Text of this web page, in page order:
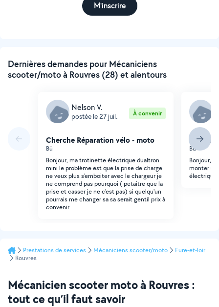
M'inscrire
Dernières demandes pour Mécaniciens
scooter/moto à Rouvres (28) et alentours
Nelson V.
postée le 27 juil. À convenir
Cherche Réparation vélo - moto
Bû
Bonjour, ma trotinette électrique dualtron
mini le problème est que la prise de charge
ne veux plus s'emboiter avec le chargeur je
ne comprend pas pourquoi ( petaitre que la
prise et casser je ne c'est pas) si quelqu'un
pourrais me changer sa sa serait gentil prix à
convenir
Bû
Bonjour,
monter
électrique
Prestations de services Mécaniciens scooter/moto
Eure-et-loir
Rouvres
Mécanicien scooter moto à Rouvres :
tout ce qu’il faut savoir